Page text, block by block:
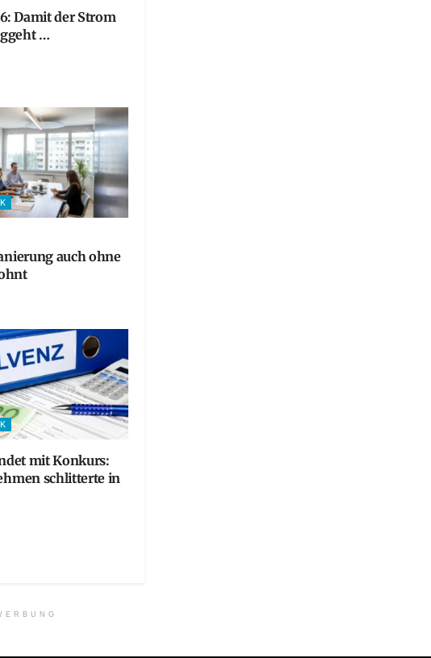
Damit der Strom
…
auch ohne
mit Konkurs:
schlitterte in